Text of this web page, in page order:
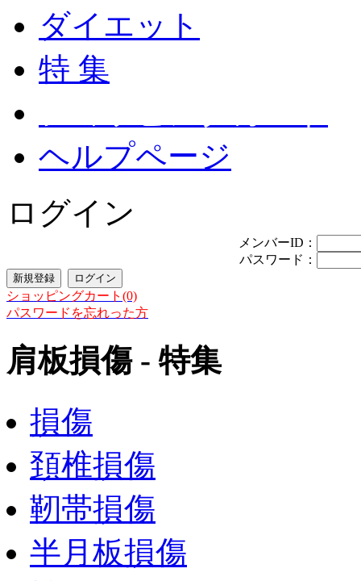
ダイエット
特 集
ヘルプページ
ログイン
メンバーID：
パスワード：
ショッピングカート(0)
パスワードを忘れった方
肩板損傷 - 特集
損傷
頚椎損傷
靭帯損傷
半月板損傷